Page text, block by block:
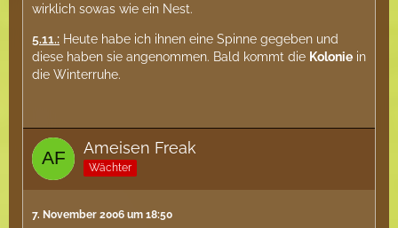
wirklich sowas wie ein Nest.
5.11.: Heute habe ich ihnen eine Spinne gegeben und
diese haben sie angenommen. Bald kommt die Kolonie in
die Winterruhe.
Ameisen Freak
Wächter
7. November 2006 um 18:50